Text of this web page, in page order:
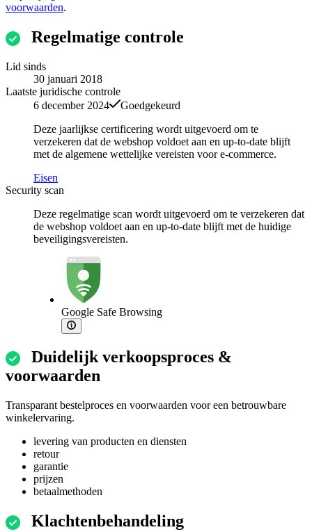
voorwaarden.
Regelmatige controle
Lid sinds
30 januari 2018
Laatste juridische controle
6 december 2024
Goedgekeurd
Deze jaarlijkse certificering wordt uitgevoerd om te
verzekeren dat de webshop voldoet aan en up-to-date blijft
met de algemene wettelijke vereisten voor e-commerce.
Eisen
Security scan
Deze regelmatige scan wordt uitgevoerd om te verzekeren dat
de webshop voldoet aan en up-to-date blijft met de huidige
beveiligingsvereisten.
Google Safe Browsing
Duidelijk verkoopsproces &
voorwaarden
Transparant bestelproces en voorwaarden voor een betrouwbare
winkelervaring.
levering van producten en diensten
retour
garantie
prijzen
betaalmethoden
Klachtenbehandeling